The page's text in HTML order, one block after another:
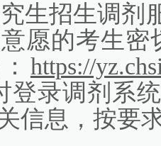
生招生调剂
愿的考生密
https://
登录调剂系
信息，按要